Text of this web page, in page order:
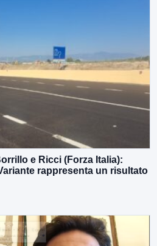
e Ricci (Forza Italia):
rappresenta un risultato